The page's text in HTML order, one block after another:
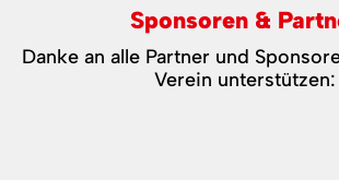
Sponsoren &
Danke an alle Partner und
Verein unterstützen: